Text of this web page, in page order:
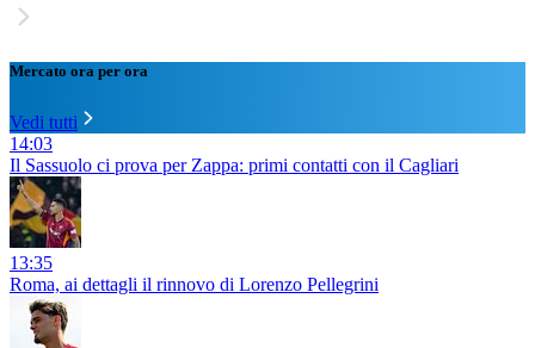
Mercato ora per ora
Vedi tutti
14:03
Il Sassuolo ci prova per Zappa: primi contatti con il Cagliari
13:35
Roma, ai dettagli il rinnovo di Lorenzo Pellegrini